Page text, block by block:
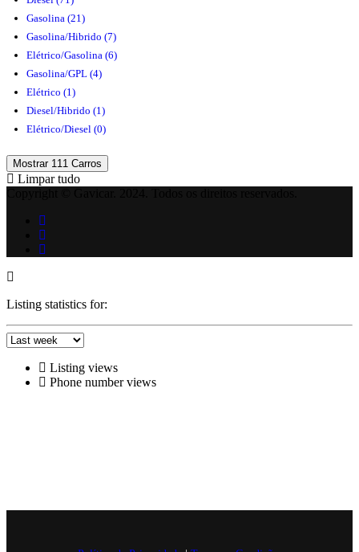
Gasolina (21)
Gasolina/Hibrido (7)
Elétrico/Gasolina (6)
Gasolina/GPL (4)
Elétrico (1)
Diesel/Hibrido (1)
Elétrico/Diesel (0)
Mostrar 111 Carros
Limpar tudo
Listing statistics for:
Listing views
Phone number views